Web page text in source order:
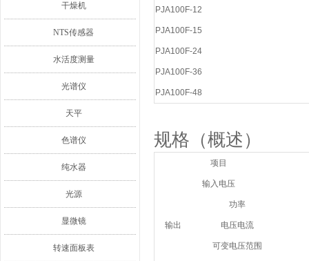
干燥机
NTS传感器
水活度测量
光谱仪
天平
色谱仪
纯水器
光源
显微镜
转速面板表
PJA100F-12
PJA100F-15
PJA100F-24
PJA100F-36
PJA100F-48
规格（概述）
项目
输入电压
输出
功率
电压电流
可变电压范围